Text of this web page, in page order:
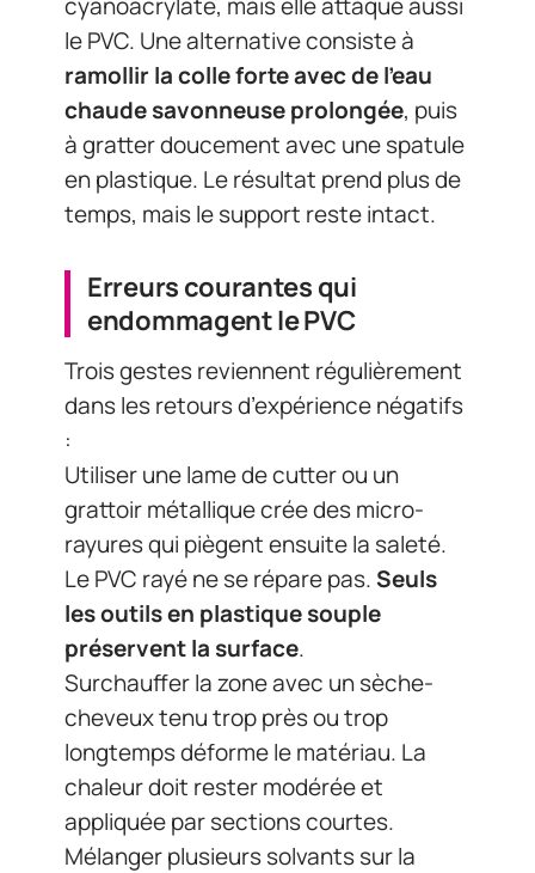
cyanoacrylate, mais elle attaque aussi
le PVC. Une alternative consiste à
ramollir la colle forte avec de l’eau
chaude savonneuse prolongée, puis
à gratter doucement avec une spatule
en plastique. Le résultat prend plus de
temps, mais le support reste intact.
Erreurs courantes qui
endommagent le PVC
Trois gestes reviennent régulièrement
dans les retours d’expérience négatifs
:
Utiliser une lame de cutter ou un
grattoir métallique crée des micro-
rayures qui piègent ensuite la saleté.
Le PVC rayé ne se répare pas.Seuls
les outils en plastique souple
préservent la surface.
Surchauffer la zone avec un sèche-
cheveux tenu trop près ou trop
longtemps déforme le matériau. La
chaleur doit rester modérée et
appliquée par sections courtes.
Mélanger plusieurs solvants sur la